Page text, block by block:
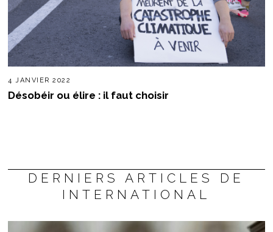
4 JANVIER 2022
Désobéir ou élire : il faut choisir
DERNIERS ARTICLES DE
INTERNATIONAL